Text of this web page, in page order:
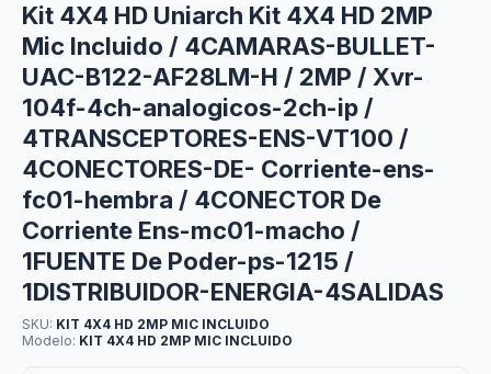
Kit 4X4 HD Uniarch Kit 4X4 HD 2MP
Mic Incluido / 4CAMARAS-BULLET-
UAC-B122-AF28LM-H / 2MP / Xvr-
104f-4ch-analogicos-2ch-ip /
4TRANSCEPTORES-ENS-VT100 /
4CONECTORES-DE- Corriente-ens-
fc01-hembra / 4CONECTOR De
Corriente Ens-mc01-macho /
1FUENTE De Poder-ps-1215 /
1DISTRIBUIDOR-ENERGIA-4SALIDAS
SKU: KIT 4X4 HD 2MP MIC INCLUIDO
Modelo: KIT 4X4 HD 2MP MIC INCLUIDO